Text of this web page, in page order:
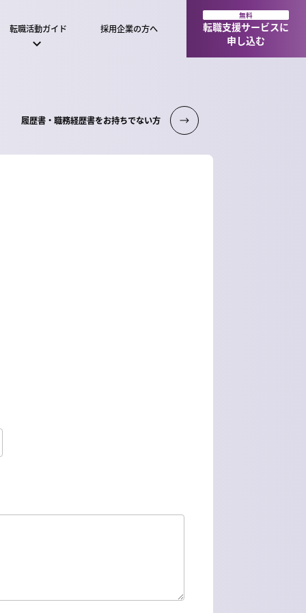
転職活動ガイド 採用企業の方へ
無料
転職支援サービスに
申し込む
履歴書・職務経歴書をお持ちでない方